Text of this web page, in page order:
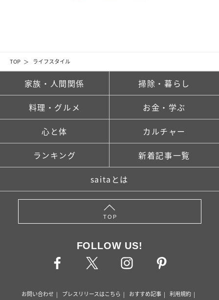
TOP ライフスタイル
家族・人間関係 掃除・暮らし
料理・グルメ お金・学ぶ
心と体 カルチャー
ランキング 新着記事一覧
saitaとは
TOP
FOLLOW US!
お問い合わせ プレスリリースはこちら おすすめ記事 利用規約